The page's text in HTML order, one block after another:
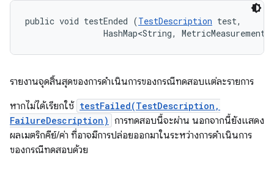
public void testEnded (TestDescription test,
HashMap<String,
รายงานจุดสิ้นสุดของการดำเนินการของกรณีทดสอบแต่ละรายการ
หากไม่ได้เรียกใช้ testFailed(TestDescription,
FailureDescription) การทดสอบนี้จะผ่าน นอกจากนี้ยังแสดง
ผลเมตริกคีย์/ค่า ที่อาจมีการปล่อยออกมาในระหว่างการดำเนินการ
ของกรณีทดสอบด้วย